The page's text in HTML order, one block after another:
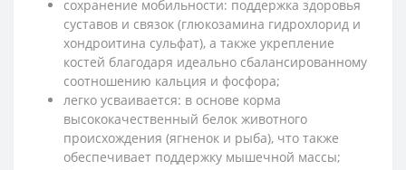
сохранение мобильности: поддержка здоровья
суставов и связок (глюкозамина гидрохлорид и
хондроитина сульфат), а также укрепление
костей благодаря идеально сбалансированному
соотношению кальция и фосфора;
легко усваивается: в основе корма
высококачественный белок животного
происхождения (ягненок и рыба), что также
обеспечивает поддержку мышечной массы;